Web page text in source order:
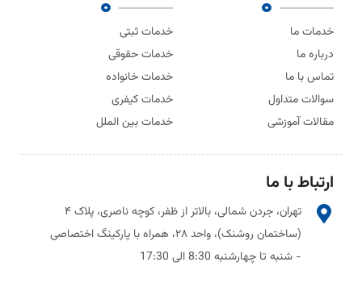
خدمات ما
درباره ما
تماس با ما
سوالات متداول
مقالات آموزشی
خدمات ثبتی
خدمات حقوقی
خدمات خانواده
خدمات کیفری
خدمات بین الملل
ارتباط با ما
تهران، جردن شمالی، بالاتر از ظفر، کوچه ناصری، پلاک ۴
(ساختمان روشنک)، واحد ۲۸، همراه با پارکینگ اختصاصی
- شنبه تا چهارشنبه 8:30 الی 17:30